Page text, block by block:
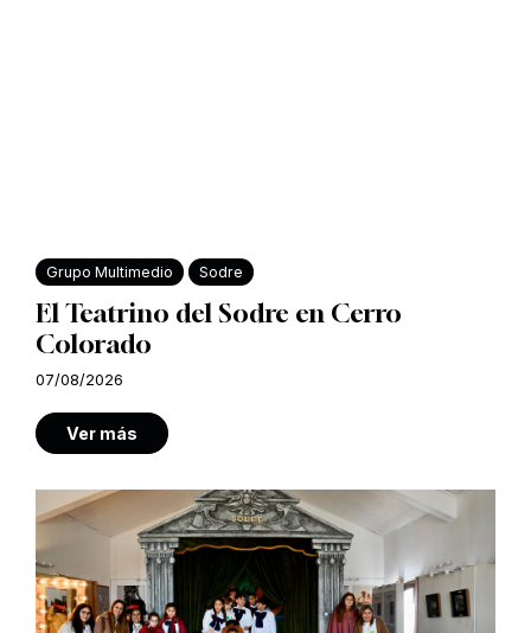
Grupo Multimedio Sodre
El Teatrino del Sodre en Cerro
Colorado
07/08/2026
Ver más